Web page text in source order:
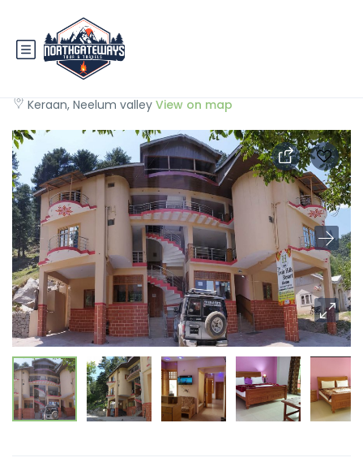
The Twin Hills Resort Keran
Keraan, Neelum valley View on map